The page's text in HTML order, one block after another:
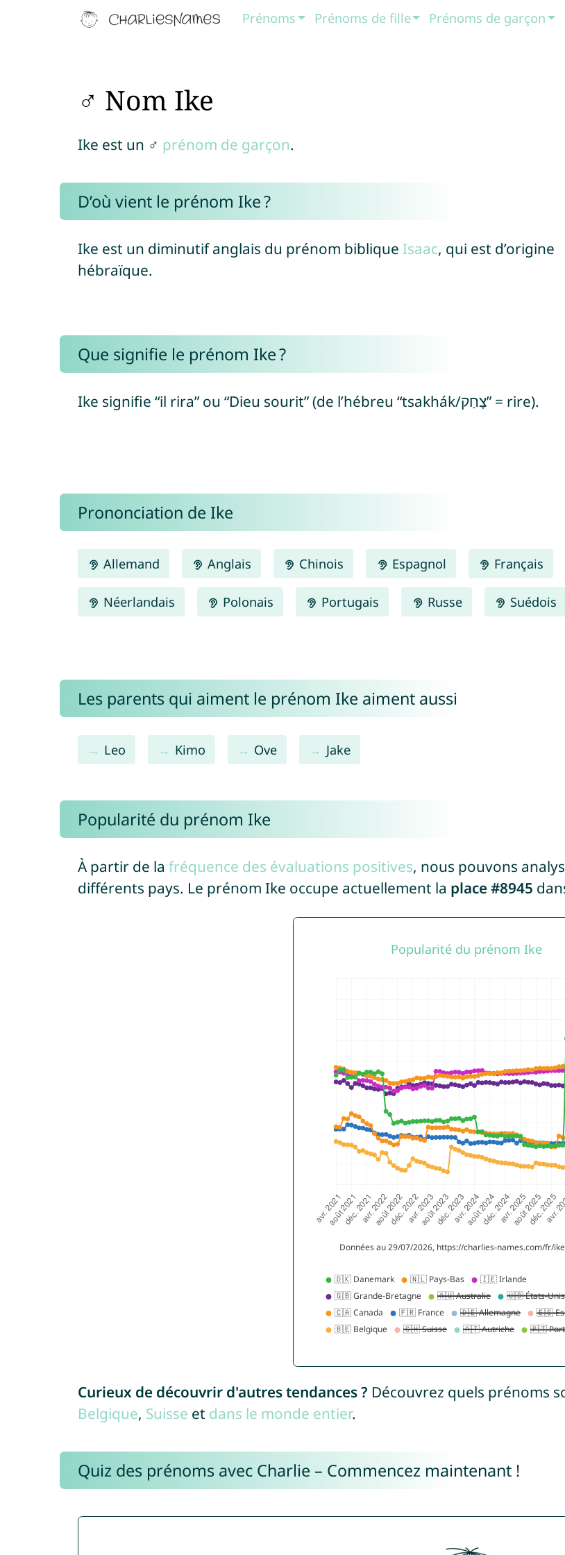
Prénoms Prénoms de fille Prénoms de garçon
♂ Nom Ike
Ike est un ♂ prénom de garçon.
D’où vient le prénom Ike ?
Ike est un diminutif anglais du prénom biblique Isaac, qui est d’origine
hébraïque.
Que signifie le prénom Ike ?
Ike signifie “il rira” ou “Dieu sourit” (de l’hébreu “tsakhák/צָחַק” = rire).
Prononciation de Ike
Allemand Anglais Chinois Espagnol Français
Néerlandais Polonais Portugais Russe Suédois
Les parents qui aiment le prénom Ike aiment aussi
Leo Kimo Ove Jake
Popularité du prénom Ike
À partir de la fréquence des évaluations positives, nous pouvons
différents pays. Le prénom Ike occupe actuellement la place #8945
Curieux de découvrir d'autres tendances ? Découvrez quels prénoms
Belgique, Suisse et dans le monde entier.
Quiz des prénoms avec Charlie – Commencez maintenant !